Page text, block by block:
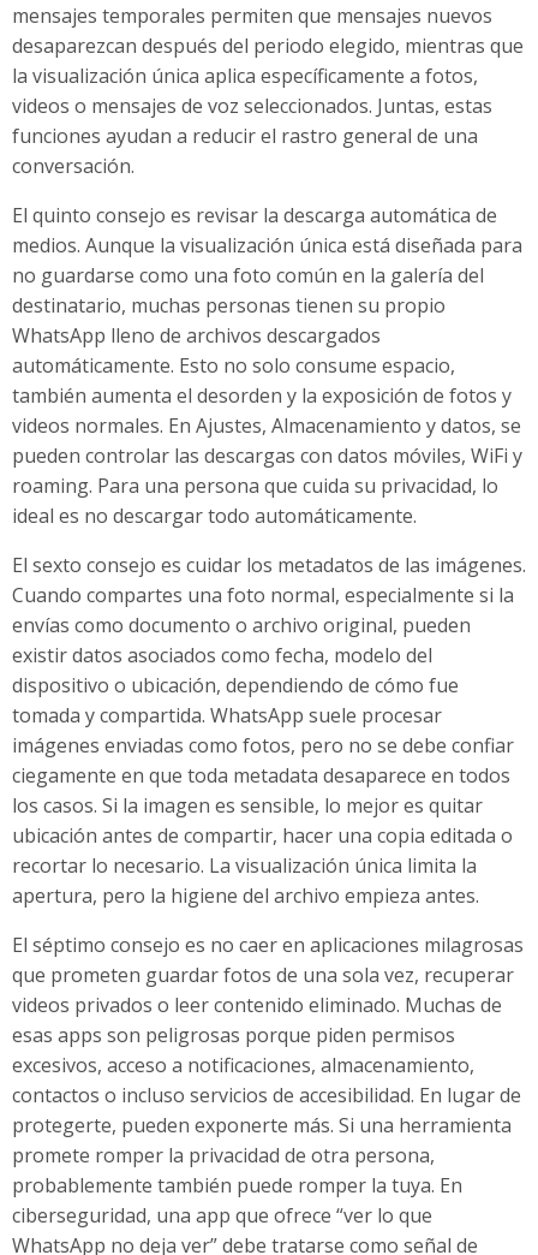
mensajes temporales permiten que mensajes nuevos
desaparezcan después del periodo elegido, mientras que
la visualización única aplica específicamente a fotos,
videos o mensajes de voz seleccionados. Juntas, estas
funciones ayudan a reducir el rastro general de una
conversación.
El quinto consejo es revisar la descarga automática de
medios. Aunque la visualización única está diseñada para
no guardarse como una foto común en la galería del
destinatario, muchas personas tienen su propio
WhatsApp lleno de archivos descargados
automáticamente. Esto no solo consume espacio,
también aumenta el desorden y la exposición de fotos y
videos normales. En Ajustes, Almacenamiento y datos, se
pueden controlar las descargas con datos móviles, WiFi y
roaming. Para una persona que cuida su privacidad, lo
ideal es no descargar todo automáticamente.
El sexto consejo es cuidar los metadatos de las imágenes.
Cuando compartes una foto normal, especialmente si la
envías como documento o archivo original, pueden
existir datos asociados como fecha, modelo del
dispositivo o ubicación, dependiendo de cómo fue
tomada y compartida. WhatsApp suele procesar
imágenes enviadas como fotos, pero no se debe confiar
ciegamente en que toda metadata desaparece en todos
los casos. Si la imagen es sensible, lo mejor es quitar
ubicación antes de compartir, hacer una copia editada o
recortar lo necesario. La visualización única limita la
apertura, pero la higiene del archivo empieza antes.
El séptimo consejo es no caer en aplicaciones milagrosas
que prometen guardar fotos de una sola vez, recuperar
videos privados o leer contenido eliminado. Muchas de
esas apps son peligrosas porque piden permisos
excesivos, acceso a notificaciones, almacenamiento,
contactos o incluso servicios de accesibilidad. En lugar de
protegerte, pueden exponerte más. Si una herramienta
promete romper la privacidad de otra persona,
probablemente también puede romper la tuya. En
ciberseguridad, una app que ofrece “ver lo que
WhatsApp no deja ver” debe tratarse como señal de